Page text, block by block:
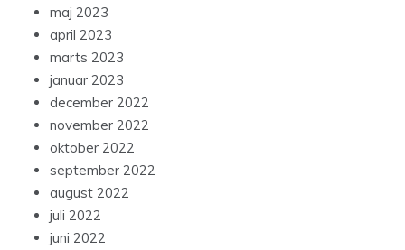
maj 2023
april 2023
marts 2023
januar 2023
december 2022
november 2022
oktober 2022
september 2022
august 2022
juli 2022
juni 2022